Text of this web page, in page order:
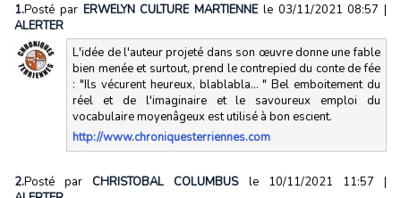
1.Posté par ERWELYN CULTURE MARTIENNE le 03/11/2021 08:57 |
ALERTER
L'idée de l'auteur projeté dans son œuvre donne une fable
bien menée et surtout, prend le contrepied du conte de fée
: "Ils vécurent heureux, blablabla... " Bel emboitement du
réel et de l'imaginaire et le savoureux emploi du
vocabulaire moyenâgeux est utilisé à bon escient.
http://www.chroniquesterriennes.com
2.Posté parCHRISTOBAL COLUMBUS le 10/11/2021 11:57|